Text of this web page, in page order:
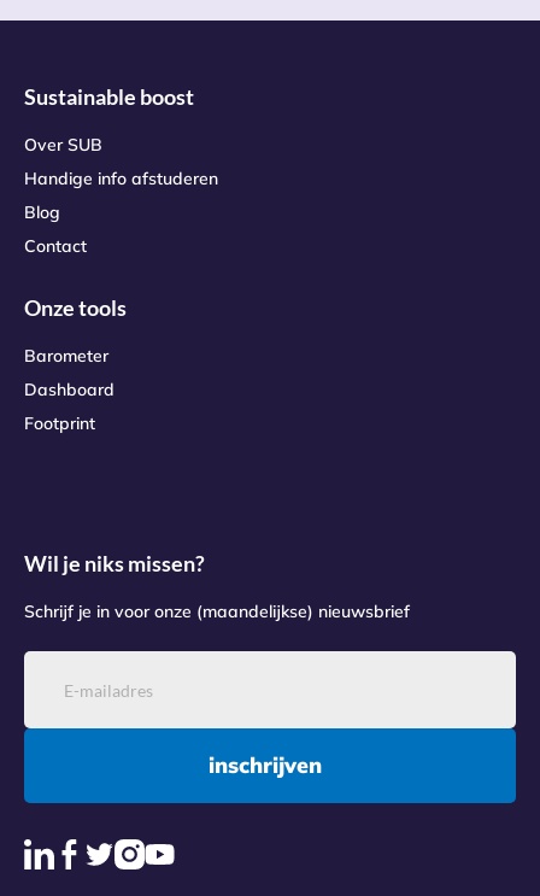
Sustainable boost
Over SUB
Handige info afstuderen
Blog
Contact
Onze tools
Barometer
Dashboard
Footprint
Wil je niks missen?
Schrijf je in voor onze (maandelijkse) nieuwsbrief
inschrijven